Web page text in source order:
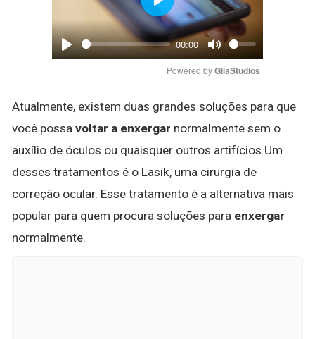
Play
00:00
Mute
Play
Powered by GliaStudios
Atualmente, existem duas grandes soluções para que
você possa voltar a enxergar normalmente sem o
auxílio de óculos ou quaisquer outros artifícios.Um
desses tratamentos é o Lasik, uma cirurgia de
correção ocular. Esse tratamento é a alternativa mais
popular para quem procura soluções para enxergar
normalmente.